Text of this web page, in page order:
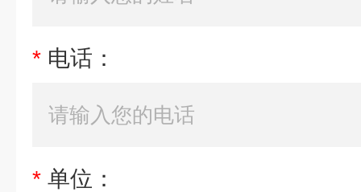
* 电话：
* 单位：